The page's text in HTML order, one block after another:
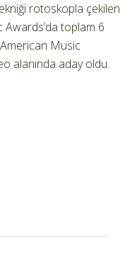
rotoskopla çekilen
toplam 6
American Music
alanında aday oldu.